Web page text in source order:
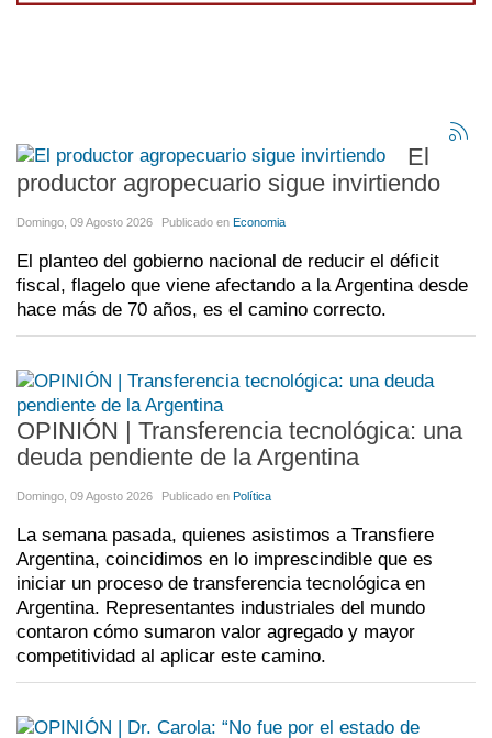
El
productor agropecuario sigue invirtiendo
Domingo, 09 Agosto 2026 Publicado en Economia
El planteo del gobierno nacional de reducir el déficit
fiscal, flagelo que viene afectando a la Argentina desde
hace más de 70 años, es el camino correcto.
OPINIÓN | Transferencia tecnológica: una
deuda pendiente de la Argentina
Domingo, 09 Agosto 2026 Publicado en Política
La semana pasada, quienes asistimos a Transfiere
Argentina, coincidimos en lo imprescindible que es
iniciar un proceso de transferencia tecnológica en
Argentina. Representantes industriales del mundo
contaron cómo sumaron valor agregado y mayor
competitividad al aplicar este camino.